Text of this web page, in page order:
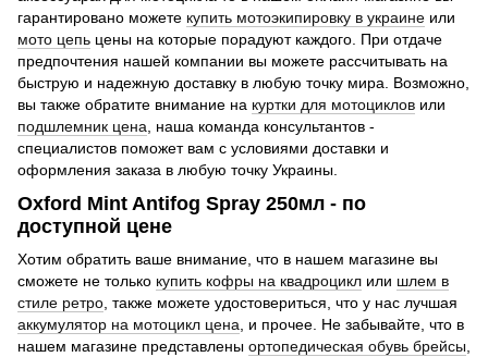
гарантировано можете купить мотоэкипировку в украине или
мото цепь цены на которые порадуют каждого. При отдаче
предпочтения нашей компании вы можете рассчитывать на
быструю и надежную доставку в любую точку мира. Возможно,
вы также обратите внимание на куртки для мотоциклов или
подшлемник цена , наша команда консультантов -
специалистов поможет вам с условиями доставки и
оформления заказа в любую точку Украины.
Oxford Mint Antifog Spray 250мл - по
доступной цене
Хотим обратить ваше внимание, что в нашем магазине вы
сможете не только купить кофры на квадроцикл или шлем в
стиле ретро , также можете удостовериться, что у нас лучшая
аккумулятор на мотоцикл цена , и прочее. Не забывайте, что в
нашем магазине представлены ортопедическая обувь брейсы